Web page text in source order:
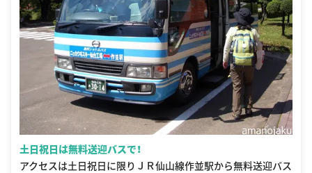
土日祝日は無料送迎バスで！
アクセスは土日祝日に限りＪＲ仙山線作並駅から無料送迎バス